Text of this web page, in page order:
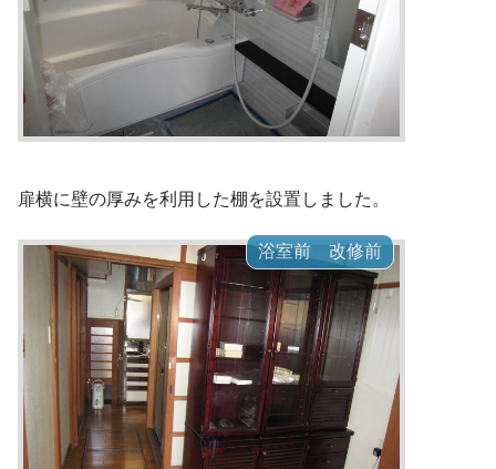
扉横に壁の厚みを利用した棚を設置しました。
浴室前 改修前